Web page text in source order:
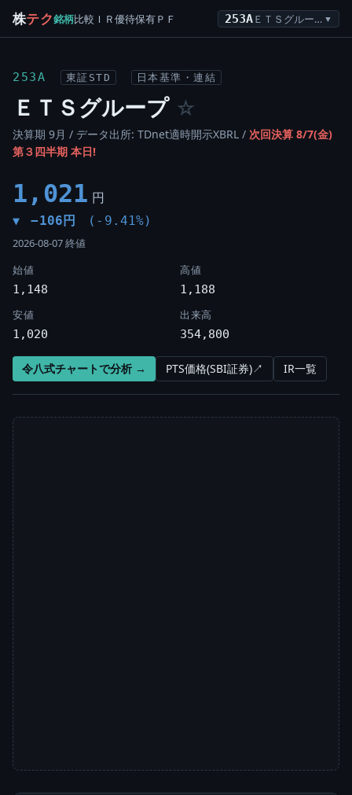
株テク銘柄比較 ＩＲ優待保有ＰＦ 253A ＥＴＳグループ ▼
253A 東証STD 日本基準・連結
ＥＴＳグループ ☆
決算期 9月 / データ出所: TDnet適時開示XBRL / 次回決算 8/7(金)
第３四半期 本日!
1,021 円
▼ −106円 (-9.41%)
2026-08-07 終値
始値
1,148
高値
1,188
安値
1,020
出来高
354,800
令八式チャートで分析 → PTS価格(SBI証券)↗ IR一覧